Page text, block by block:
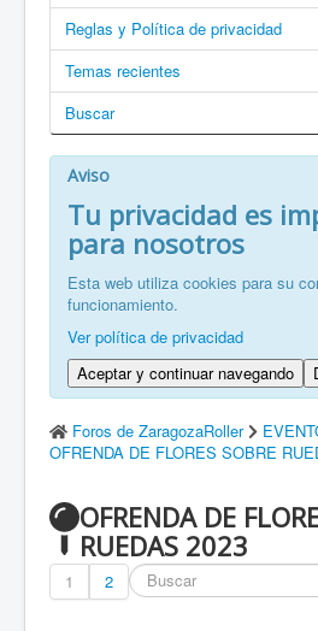
DE: Willkommen zu
PT: Bem vindo a ZaragozaRoller!
CAT: Benvingut a ZaragozaRoller!
GAL: Benvido a ZaragozaRoller!
FR: Bienvenu à ZaragozaRoller!
ZH: 欢迎来到萨拉戈萨轮滑协会！
Reglas y Política de privacidad
Temas recientes
Buscar
Aviso
Tu privacidad es
para nosotros
Esta web utiliza cookies para su
funcionamiento.
Ver política de privacidad
Aceptar y continuar navegando
Foros de ZaragozaRoller
OFRENDA DE FLORES SOBRE
OFRENDA DE
RUEDAS 2023
1 2